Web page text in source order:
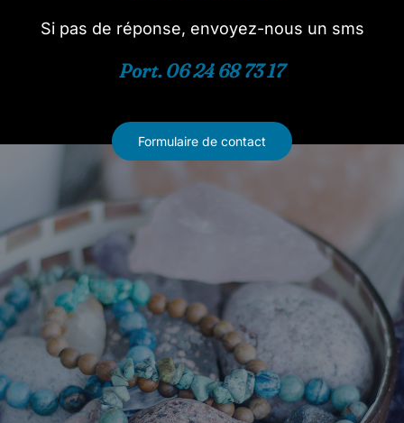
Si pas de réponse, envoyez-nous un sms
Port. 06 24 68 73 17
Formulaire de contact